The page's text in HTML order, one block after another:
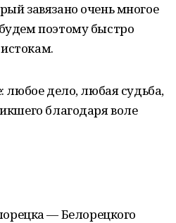
завязано очень многое
поэтому быстро
любое дело, любая судьба,
благодаря воле
— Белорецкого